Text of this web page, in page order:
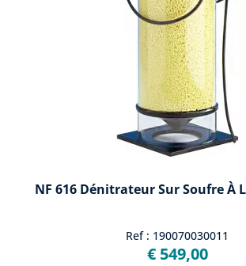
NF 616 Dénitrateur Sur Soufre À
Ref : 190070030011
€ 549,00